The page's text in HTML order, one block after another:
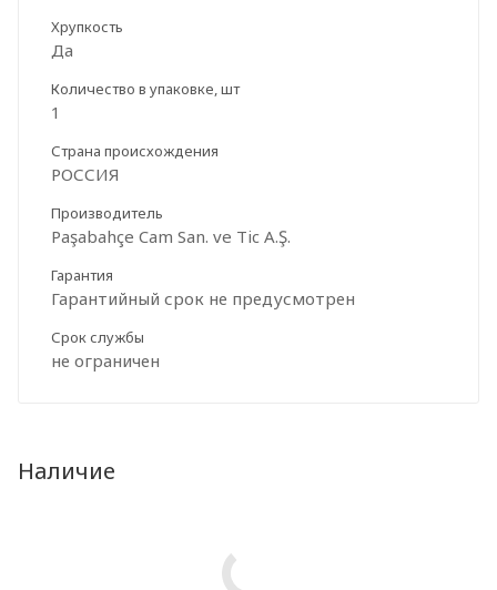
Хрупкость
Да
Количество в упаковке, шт
1
Страна происхождения
РОССИЯ
Производитель
Paşabahçe Cam San. ve Tic A.Ş.
Гарантия
Гарантийный срок не предусмотрен
Срок службы
не ограничен
Наличие